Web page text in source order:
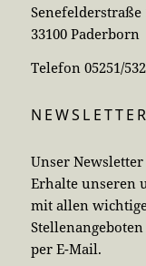
Senefelderstraße
33100 Paderborn
Telefon 05251/
NEWSLETTER
Unser
Erhalte unseren
mit allen
per E-Mail.